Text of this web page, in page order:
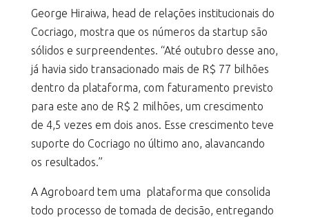
George Hiraiwa, head de relações institucionais do
Cocriago, mostra que os números da startup são
sólidos e surpreendentes. “Até outubro desse ano,
já havia sido transacionado mais de R$ 77 bilhões
dentro da plataforma, com faturamento previsto
para este ano de R$ 2 milhões, um crescimento
de 4,5 vezes em dois anos. Esse crescimento teve
suporte do Cocriago no último ano, alavancando
os resultados.”
A Agroboard tem uma plataforma que consolida
todo processo de tomada de decisão, entregando